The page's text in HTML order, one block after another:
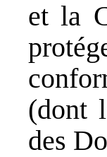
et la
(dont
des